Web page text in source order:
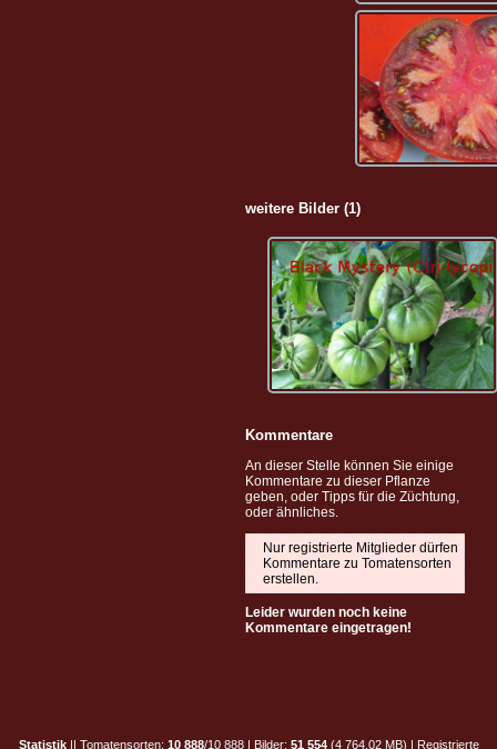
weitere Bilder (1)
Kommentare
An dieser Stelle können Sie einige
Kommentare zu dieser Pflanze
geben, oder Tipps für die Züchtung,
oder ähnliches.
Nur registrierte Mitglieder dürfen
Kommentare zu Tomatensorten
erstellen.
Leider wurden noch keine
Kommentare eingetragen!
Statistik|| Tomatensorten: 10 888/10 888 | Bilder: 51 554(4 764,02 MB) | Registrierte